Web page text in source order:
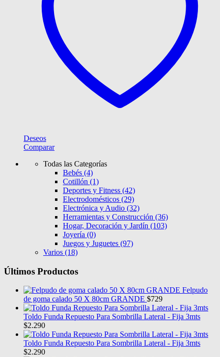
Deseos
Comparar
Todas las Categorías
Bebés (4)
Cotillón (1)
Deportes y Fitness (42)
Electrodomésticos (29)
Electrónica y Audio (32)
Herramientas y Construcción (36)
Hogar, Decoración y Jardín (103)
Joyería (0)
Juegos y Juguetes (97)
Varios (18)
Últimos Productos
Felpudo
de goma calado 50 X 80cm GRANDE $729
Toldo Funda Repuesto Para Sombrilla Lateral - Fija 3mts
$2.290
Toldo Funda Repuesto Para Sombrilla Lateral - Fija 3mts
$2.290